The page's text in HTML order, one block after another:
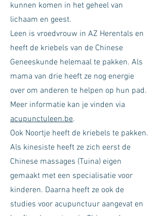
kunnen komen in het geheel van
lichaam en geest.
Leen is vroedvrouw in AZ Herentals en
heeft de kriebels van de Chinese
Geneeskunde helemaal te pakken. Als
mama van drie heeft ze nog energie
over om anderen te helpen op hun pad.​
Meer informatie kan je vinden via
acupunctuleen.be.​
Ook Noortje heeft de kriebels te pakken.
Als kinesiste heeft ze zich eerst de
Chinese massages (Tuina) eigen
gemaakt met een specialisatie voor
kinderen. Daarna heeft ze ook de
studies voor acupunctuur aangevat en